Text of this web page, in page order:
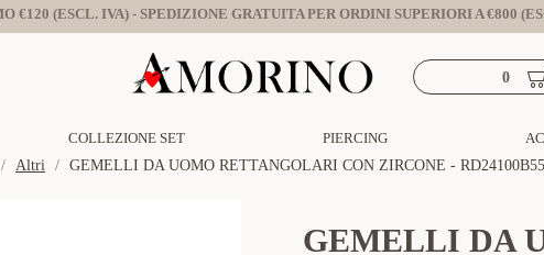
€120 (ESCL. IVA) - SPEDIZIONE GRATUITA PER ORDINI SUPERIORI A €800
0
COLLEZIONE SET PIERCING
Altri GEMELLI DA UOMO RETTANGOLARI CON ZIRCONE -
GEMELLI DA